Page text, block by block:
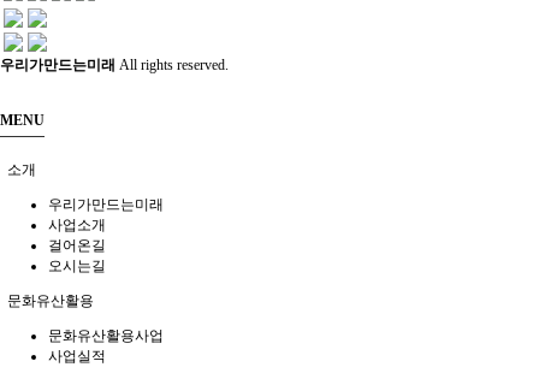
우리가만드는미래 All rights reserved.
MENU
소개
우리가만드는미래
사업소개
걸어온길
오시는길
문화유산활용
문화유산활용사업
사업실적